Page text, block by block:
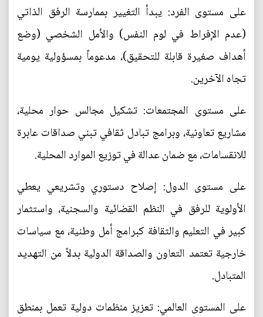
على مستوى الفرد: يبدأ التغيير بممارسة الرفق الذاتي
(عدم الإفراط في لوم النفس) والأمل الشخصي (وضع
أهداف صغيرة قابلة للتحقيق)، مدعوماً بمسؤولية يومية
تجاه الآخرين.
على مستوى المجتمعات: تشكيل مجالس حوار محلية،
مشاريع تعاونية، وبرامج تبادل ثقافي تبني صداقات عابرة
للانقسامات، مع ضمان عدالة في توزيع الموارد المحلية.
على مستوى الدول: إصلاح دستوري وتشريعي يعطي
الأولوية للرفق في النظم القضائية والسجنية، واستثمار
كبير في التعليم والثقافة كبرامج أمل وطنية، مع سياسات
خارجية تعتمد التعاون والصداقة الدولية بدلاً من التهديد
المتبادل.
على المستوى العالمي: تعزيز منظمات دولية تعمل بمنطق